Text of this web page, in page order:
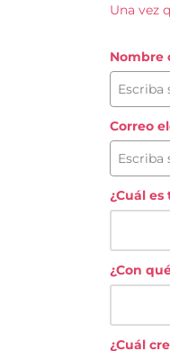
Una vez
Nombre
Correo
¿Cuál
¿Con
¿Cuál